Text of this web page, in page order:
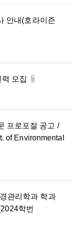
안내(호라이즌
모집
프로포절 공고 /
of Environmental
관리학과 학과
학번